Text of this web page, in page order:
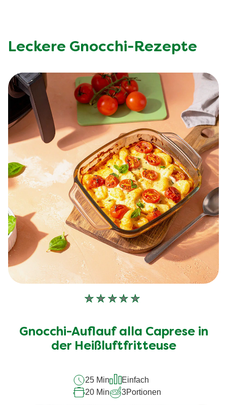
Leckere Gnocchi-Rezepte
Keine
für
dieses
Gnocchi-Auflauf alla Caprese in
der Heißluftfritteuse
25 Min
Einfach
20 Min
3Portionen